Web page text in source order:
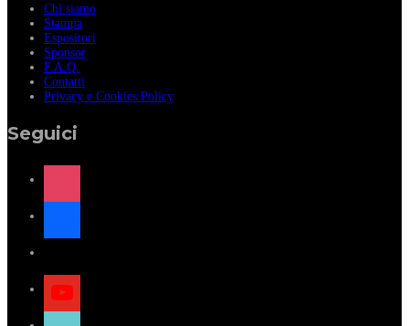
Chi siamo
Stampa
Espositori
Sponsor
F.A.Q.
Contatti
Privacy e Cookies Policy
Seguici
instagram
facebook
x
youtube
tiktok